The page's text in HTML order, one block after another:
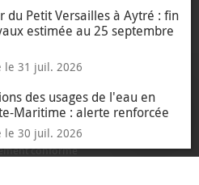
l’usage de cookies pour des
anonymisés de mesure
relative aux données à
sur les données personnelles
J'ai compris
le message
du Petit Versailles à Aytré : fin
estimée au 25 septembre
le 31 juil. 2026
des usages de l'eau en
Maritime : alerte renforcée
le 30 juil. 2026
conforme